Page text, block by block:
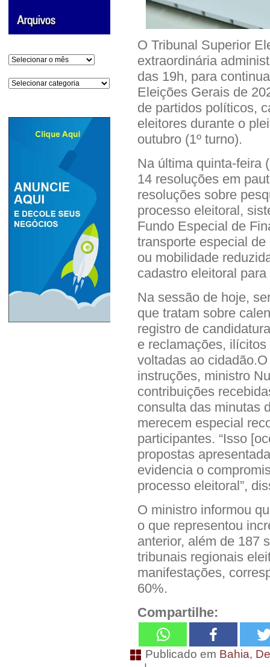
Arquivos
Categorias
O Tribunal Superior
extraordinária
das 19h, para
Eleições Gerais de
de partidos políticos,
eleitores durante o
outubro (1º turno).
Na última quinta-feira
14 resoluções em
resoluções sobre
processo eleitoral,
Fundo Especial de
transporte especial
ou mobilidade
cadastro eleitoral
Na sessão de hoje,
que tratam sobre
registro de
e reclamações,
voltadas ao
instruções, ministro
contribuições
consulta das minutas
merecem especial
participantes. “Isso
propostas
evidencia o
processo eleitoral”,
O ministro informou
o que representou
anterior, além de 187
tribunais regionais
manifestações,
60%.
Compartilhe:
Publicado em Bahia,